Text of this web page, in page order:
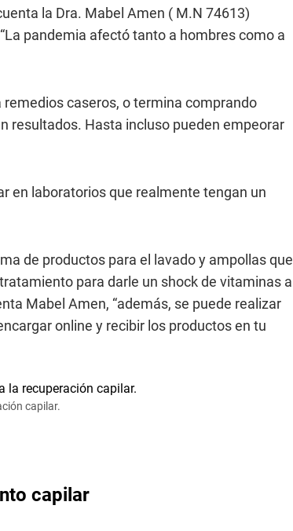
la Dra. Mabel Amen ( M.N 74613)
pandemia afectó tanto a hombres como a
remedios caseros, o termina comprando
resultados. Hasta incluso pueden empeorar
en laboratorios que realmente tengan un
de productos para el lavado y ampollas que
para darle un shock de vitaminas a
Mabel Amen, “además, se puede realizar
online y recibir los productos en tu
capilar.
capilar